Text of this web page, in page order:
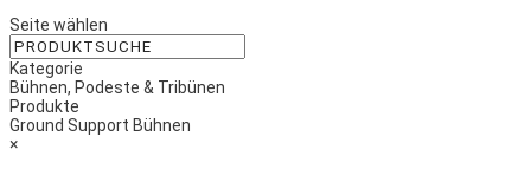
Seite wählen
Kategorie
Bühnen, Podeste & Tribünen
Produkte
Ground Support Bühnen
×